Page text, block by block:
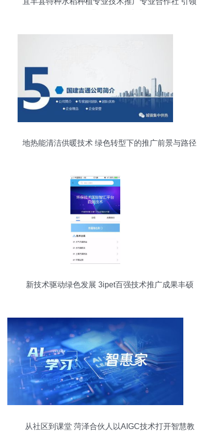
地热能清洁供暖技术 绿色转型下的推广前景与路径
新技术驱动绿色发展 3ipet百强技术推广成果丰硕
从社区到课堂 菏泽合伙人以AIGC技术打开智慧教